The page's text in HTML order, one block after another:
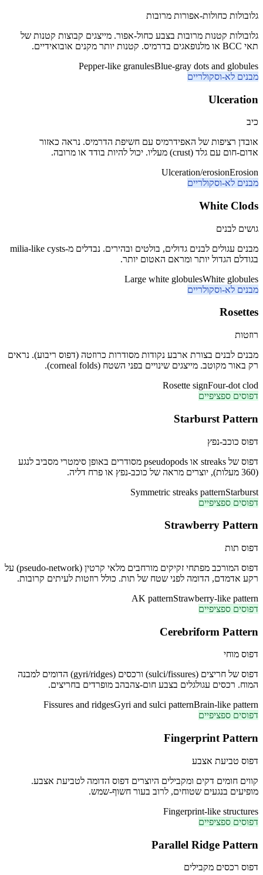
גלובולות כחולות-אפורות מרובות
גלובולות קטנות מרובות בצבע כחול-אפור. מייצגים קבוצות קטנות של
תאי BCC או מלנופאגים בדרמיס. קטנות יותר מקנים אובואידיים.
Blue-gray dots and globules
Pepper-like granules
מבנים לא-וסקולריים
Ulceration
כיב
אובדן רציפות של האפידרמיס עם חשיפת הדרמיס. נראה כאזור
אדום-חום עם גלד (crust) מעליו. יכול להיות בודד או מרובה.
Erosion
Ulceration/erosion
מבנים לא-וסקולריים
White Clods
גושים לבנים
מבנים עגולים לבנים גדולים, בולטים ובהירים. נבדלים מ-milia-like cysts
בגודלם הגדול יותר ומראם האטום יותר.
White globules
Large white globules
מבנים לא-וסקולריים
Rosettes
רוזטות
מבנים לבנים בצורת ארבע נקודות מסודרות כרוזטה (דפוס ריבוע). נראים
רק באור מקוטב. מייצגים שינויים בפני השטח (corneal folds).
Four-dot clod
Rosette sign
דפוסים ספציפיים
Starburst Pattern
דפוס כוכב-נפץ
דפוס של streaks או pseudopods מסודרים באופן סימטרי מסביב לנגע
(360 מעלות), יוצרים מראה של כוכב-נפץ או פרח דליה.
Starburst
Symmetric streaks pattern
דפוסים ספציפיים
Strawberry Pattern
דפוס תות
דפוס המורכב מפתחי זקיקים מורחבים מלאי קרטין (pseudo-network) על
רקע אדמדם, הדומה לפני שטח של תות. כולל רוזטות לעיתים קרובות.
Strawberry-like pattern
AK pattern
דפוסים ספציפיים
Cerebriform Pattern
דפוס מוחי
דפוס של חריצים (sulci/fissures) ורכסים (gyri/ridges) הדומים למבנה
המוח. רכסים עגולגלים בצבע חום-צהבהב מופרדים בחריצים.
Brain-like pattern
Gyri and sulci pattern
Fissures and ridges
דפוסים ספציפיים
Fingerprint Pattern
דפוס טביעת אצבע
קווים חומים דקים ומקבילים היוצרים דפוס הדומה לטביעת אצבע.
מופיעים בנגעים שטוחים, לרוב בעור חשוף-שמש.
Fingerprint-like structures
דפוסים ספציפיים
Parallel Ridge Pattern
דפוס רכסים מקבילים